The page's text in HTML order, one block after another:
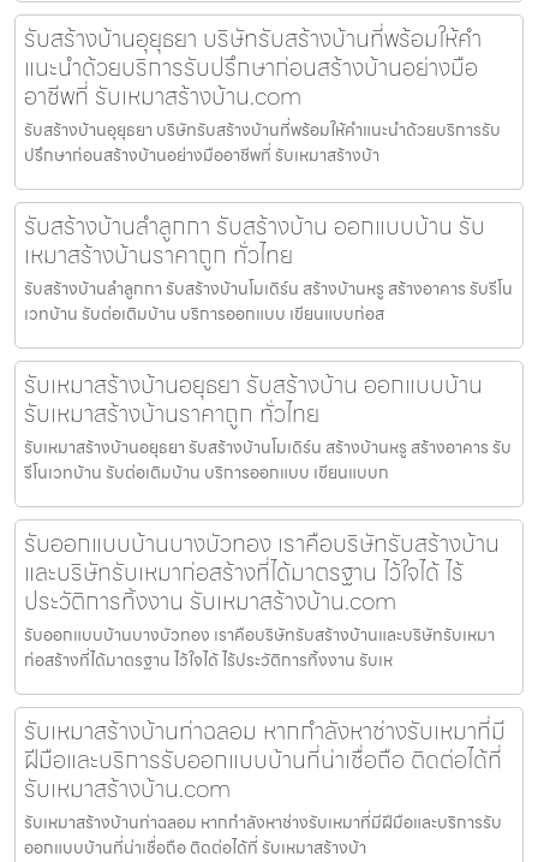
รับสร้างบ้านอุยุธยา บริษัทรับสร้างบ้านที่พร้อมให้คำ
แนะนำด้วยบริการรับปรึกษาก่อนสร้างบ้านอย่างมือ
อาชีพที่ รับเหมาสร้างบ้าน.com
รับสร้างบ้านอุยุธยา บริษัทรับสร้างบ้านที่พร้อมให้คำแนะนำด้วยบริการรับ
ปรึกษาก่อนสร้างบ้านอย่างมืออาชีพที่ รับเหมาสร้างบ้า
รับสร้างบ้านลำลูกกา รับสร้างบ้าน ออกแบบบ้าน รับ
เหมาสร้างบ้านราคาถูก ทั่วไทย
รับสร้างบ้านลำลูกกา รับสร้างบ้านโมเดิร์น สร้างบ้านหรู สร้างอาคาร รับรีโน
เวทบ้าน รับต่อเติมบ้าน บริการออกแบบ เขียนแบบก่อส
รับเหมาสร้างบ้านอยุธยา รับสร้างบ้าน ออกแบบบ้าน
รับเหมาสร้างบ้านราคาถูก ทั่วไทย
รับเหมาสร้างบ้านอยุธยา รับสร้างบ้านโมเดิร์น สร้างบ้านหรู สร้างอาคาร รับ
รีโนเวทบ้าน รับต่อเติมบ้าน บริการออกแบบ เขียนแบบก
รับออกแบบบ้านบางบัวทอง เราคือบริษัทรับสร้างบ้าน
และบริษัทรับเหมาก่อสร้างที่ได้มาตรฐาน ไว้ใจได้ ไร้
ประวัติการทิ้งงาน รับเหมาสร้างบ้าน.com
รับออกแบบบ้านบางบัวทอง เราคือบริษัทรับสร้างบ้านและบริษัทรับเหมา
ก่อสร้างที่ได้มาตรฐาน ไว้ใจได้ ไร้ประวัติการทิ้งงาน รับเห
รับเหมาสร้างบ้านท่าฉลอม หากกำลังหาช่างรับเหมาที่มี
ฝีมือและบริการรับออกแบบบ้านที่น่าเชื่อถือ ติดต่อได้ที่
รับเหมาสร้างบ้าน.com
รับเหมาสร้างบ้านท่าฉลอม หากกำลังหาช่างรับเหมาที่มีฝีมือและบริการรับ
ออกแบบบ้านที่น่าเชื่อถือ ติดต่อได้ที่ รับเหมาสร้างบ้า